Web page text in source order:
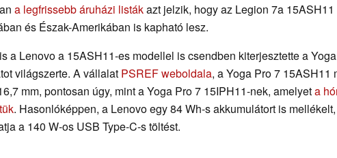
a legfrissebb áruházi listákazt jelzik, hogy az Legion 7a
és Észak-Amerikában is kapható lesz.
a Lenovo a 15ASH11-es modellel is csendben kiterjesztette a
világszerte. A vállalat PSREF weboldala, a Yoga Pro 7 15ASH11
mm, pontosan úgy, mint a Yoga Pro 7 15IPH11-nek, amelyeta
. Hasonlóképpen, a Lenovo egy 84 Wh-s akkumulátort is
a 140 W-os USB Type-C-s töltést.